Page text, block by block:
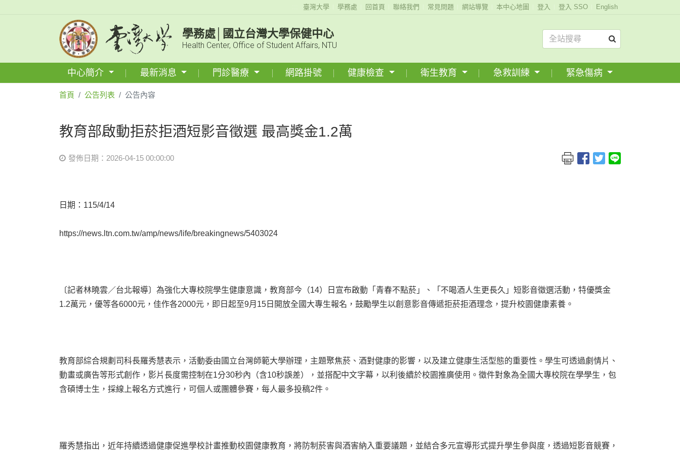
臺灣大學 學務處 回首頁 聯絡我們 常見問題 網站導覽 本中心地圖 登入 登入 SSO English
學務處│國立台灣大學保健中心
Health Center, Office of Student Affairs, NTU
中心簡介 最新消息 門診醫療 網路掛號 健康檢查 衛生教育 急救訓練 緊急傷病
首頁 公告列表 公告內容
教育部啟動拒菸拒酒短影音徵選 最高獎金1.2萬
發佈日期：2026-04-15 00:00:00
日期：115/4/14
https://news.ltn.com.tw/amp/news/life/breakingnews/5403024
〔記者林曉雲／台北報導〕為強化大專校院學生健康意識，教育部今（14）日宣布啟動「青春不點菸」、「不喝酒人生更長久」短影音徵選活動，特優獎金
1.2萬元，優等各6000元，佳作各2000元，即日起至9月15日開放全國大專生報名，鼓勵學生以創意影音傳遞拒菸拒酒理念，提升校園健康素養。
教育部綜合規劃司科長羅秀慧表示，活動委由國立台灣師範大學辦理，主題聚焦菸、酒對健康的影響，以及建立健康生活型態的重要性。學生可透過劇情片、
動畫或廣告等形式創作，影片長度需控制在1分30秒內（含10秒誤差），並搭配中文字幕，以利後續於校園推廣使用。徵件對象為全國大專校院在學學生，包
含碩博士生，採線上報名方式進行，可個人或團體參賽，每人最多投稿2件。
羅秀慧指出，近年持續透過健康促進學校計畫推動校園健康教育，將防制菸害與酒害納入重要議題，並結合多元宣導形式提升學生參與度，透過短影音競賽，